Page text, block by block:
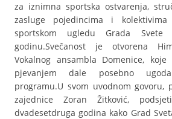
za iznimna sportska ostvarenja,
zasluge pojedincima i
sportskom ugledu Grada
godinu.Svečanost je otvorena
Vokalnog ansambla Domenice,
pjevanjem dale posebno
programu.U svom uvodnom govoru,
zajednice Zoran Žitković,
dvadesetdruga godina kako Grad